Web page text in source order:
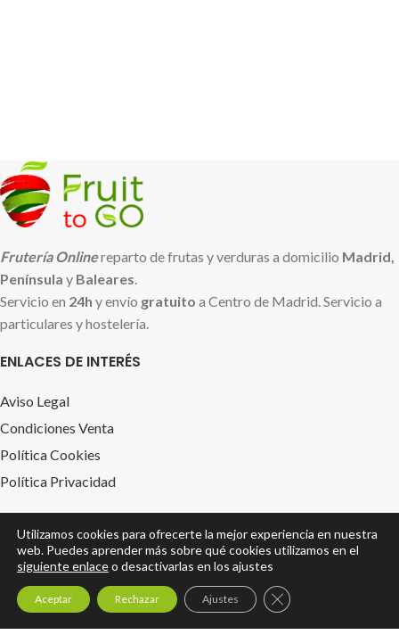
Frutería Onlinereparto de frutas y verduras a domicilio Madrid,
Península y Baleares.
Servicio en 24h y envío gratuito a Centro de Madrid. Servicio a
particulares y hostelería.
ENLACES DE INTERÉS
Aviso Legal
Condiciones Venta
Política Cookies
Política Privacidad
Tienda
Cestas de Frutas
Empresa
Utilizamos cookies para ofrecerte la mejor experiencia en nuestra
web. Puedes aprender más sobre qué cookies utilizamos en el
siguiente enlaceo desactivarlas en los ajustes
Aceptar Rechazar Ajustes Cerrar el banner de
Lista Compra
Cesta
Mi cuenta